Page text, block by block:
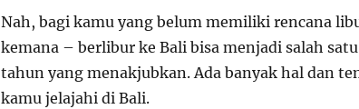
Nah, bagi kamu yang belum memiliki rencana
kemana – berlibur ke Bali bisa menjadi salah
tahun yang menakjubkan. Ada banyak hal dan
kamu jelajahi di Bali.